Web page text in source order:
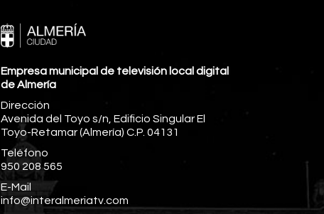
Empresa municipal de televisión local digital
de Almería
Dirección
Avenida del Toyo s/n, Edificio Singular El
Toyo-Retamar (Almería) C.P. 04131
Teléfono
950 208 565
E-Mail
info@interalmeriatv.com